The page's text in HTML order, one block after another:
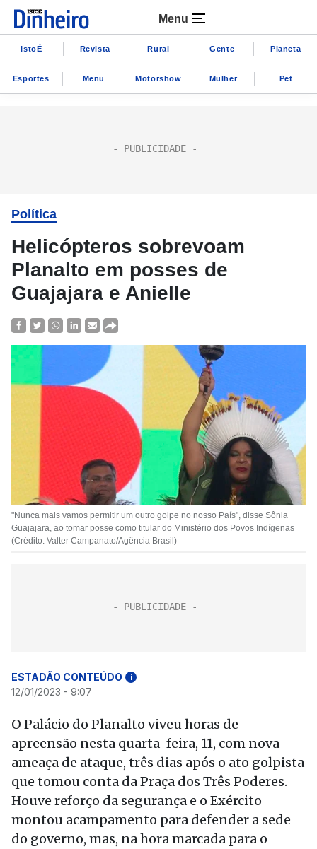
Menu
IstoÉ Revista Rural Gente Planeta
Esportes Menu Motorshow Mulher Pet
Política
Helicópteros sobrevoam
Planalto em posses de
Guajajara e Anielle
"Nunca mais vamos permitir um outro golpe no nosso País", disse Sônia
Guajajara, ao tomar posse como titular do Ministério dos Povos Indígenas
(Crédito: Valter Campanato/Agência Brasil)
ESTADÃO CONTEÚDO i
12/01/2023 - 9:07
O Palácio do Planalto viveu horas de
apreensão nesta quarta-feira, 11, com nova
ameaça de ataque, três dias após o ato golpista
que tomou conta da Praça dos Três Poderes.
Houve reforço da segurança e o Exército
montou acampamento para defender a sede
do governo, mas, na hora marcada para o